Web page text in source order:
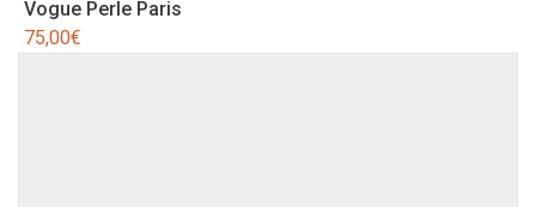
Vogue Perle Paris
75,00€